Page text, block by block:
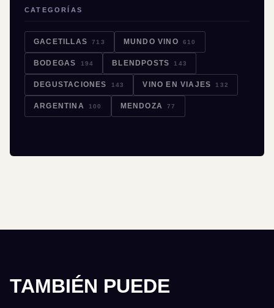
CATEGORÍAS
GACETILLAS 713 MUNDO VINO 610
BODEGAS 194 BLENDPOSTS 143
DEGUSTACIONES 143 VINO EN VIAJES 132
ARGENTINA 100 MENDOZA 77
TAMBIÉN PUEDE